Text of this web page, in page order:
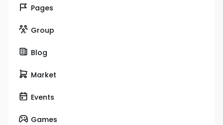
Pages
Group
Blog
Market
Events
Games